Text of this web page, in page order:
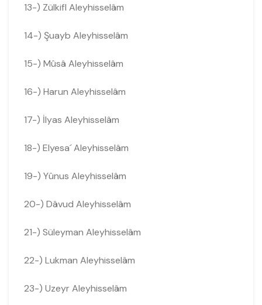
13-) Zülkifl Aleyhisselâm
14-) Şuayb Aleyhisselâm
15-) Mûsâ Aleyhisselâm
16-) Harun Aleyhisselâm
17-) İlyas Aleyhisselâm
18-) Elyesa´ Aleyhisselâm
19-) Yûnus Aleyhisselâm
20-) Dâvud Aleyhisselâm
21-) Süleyman Aleyhisselâm
22-) Lukman Aleyhisselâm
23-) Uzeyr Aleyhisselâm